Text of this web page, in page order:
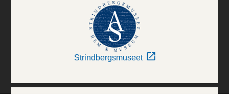
Strindbergsmuseet